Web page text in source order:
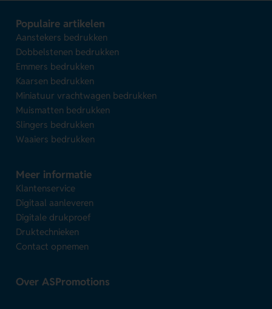
Populaire artikelen
Aanstekers bedrukken
Dobbelstenen bedrukken
Emmers bedrukken
Kaarsen bedrukken
Miniatuur vrachtwagen bedrukken
Muismatten bedrukken
Slingers bedrukken
Waaiers bedrukken
Meer informatie
Klantenservice
Digitaal aanleveren
Digitale drukproef
Druktechnieken
Contact opnemen
Over ASPromotions